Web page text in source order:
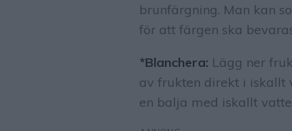
brunfärgning. Man kan
för att färgen ska
*Blanchera: Lägg ner
av frukten direkt i iskallt
en balja med iskallt